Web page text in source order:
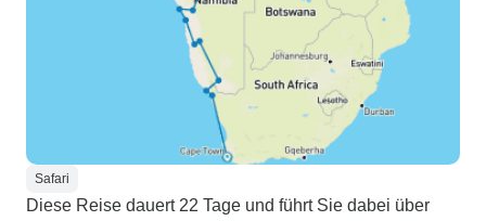
Safari
Diese Reise dauert 22 Tage und führt Sie dabei über